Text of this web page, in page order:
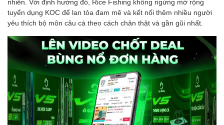
nhiên. Với định hướng đó, Rice Fishing không ngừng mở rộng
tuyển dụng KOC để lan tỏa đam mê và kết nối thêm nhiều người
yêu thích bộ môn câu cá theo cách chân thật và gần gũi nhất.